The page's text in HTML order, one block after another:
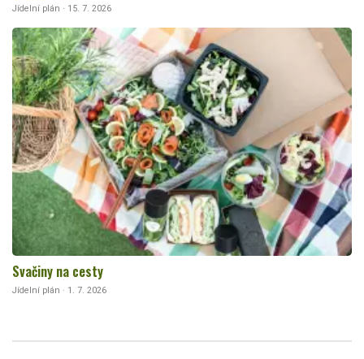
Jídelní plán · 15. 7. 2026
Svačiny na cesty
Jídelní plán · 1. 7. 2026